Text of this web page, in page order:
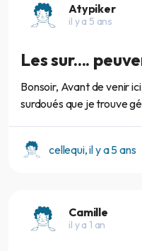
Atypiker
il y a 5 ans
Les sur....
Bonsoir, Avant de venir
surdoués que je trouve
cellequi, il y a 5 ans
Camille
il y a 1 an